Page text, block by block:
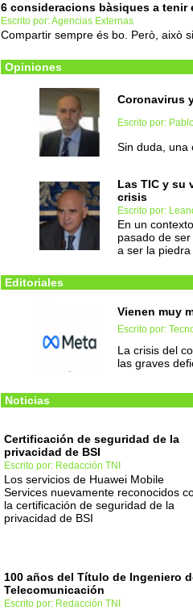
6 consideracions bàsiques a tenir
Escrito por: Agencias Externas
Compartir sempre és bo. Però, això
Opiniones
Coronavirus
Escrito por:
Sin duda, una
Las TIC y su
crisis
Escrito por:
En un
pasado de
a ser la
Editoriales
Vienen muy
Escrito por:
La crisis del
las graves
Noticias
Certificación de seguridad de la
privacidad de BSI
Escrito por: Redacción TNI
Los servicios de Huawei Mobile
Services nuevamente reconocidos
la certificación de seguridad de la
privacidad de BSI
100 años del Título de Ingeniero
Telecomunicación
Escrito por: Redacción TNI